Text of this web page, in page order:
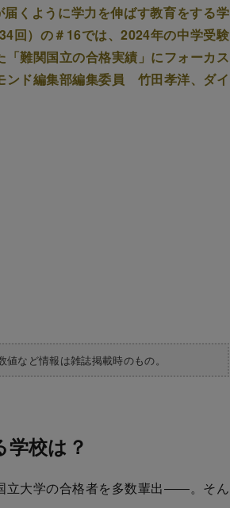
くように学力を伸ばす教育をする学
34回）の＃16では、2024年の中学受験
難関国立の合格実績」にフォーカス
ンド編集部編集委員 竹田孝洋、ダイ
など情報は雑誌掲載時のもの。
校は？
立大学の合格者を多数輩出――。そん